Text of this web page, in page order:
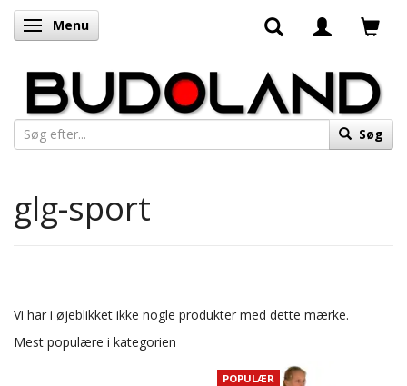
Skifte navigation
Menu
Søg
glg-sport
Vi har i øjeblikket ikke nogle produkter med dette mærke.
Mest populære i kategorien
POPULÆR